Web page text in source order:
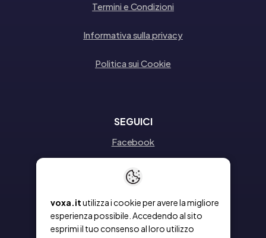
voxa.itutilizza i cookie per avere la migliore
esperienza possibile. Accedendo al sito
esprimi il tuo consenso al loro utilizzo
Termini e Condizioni
Informativa sulla privacy
Politica sui Cookie
SEGUICI
Facebook
Instagram
Linkedin